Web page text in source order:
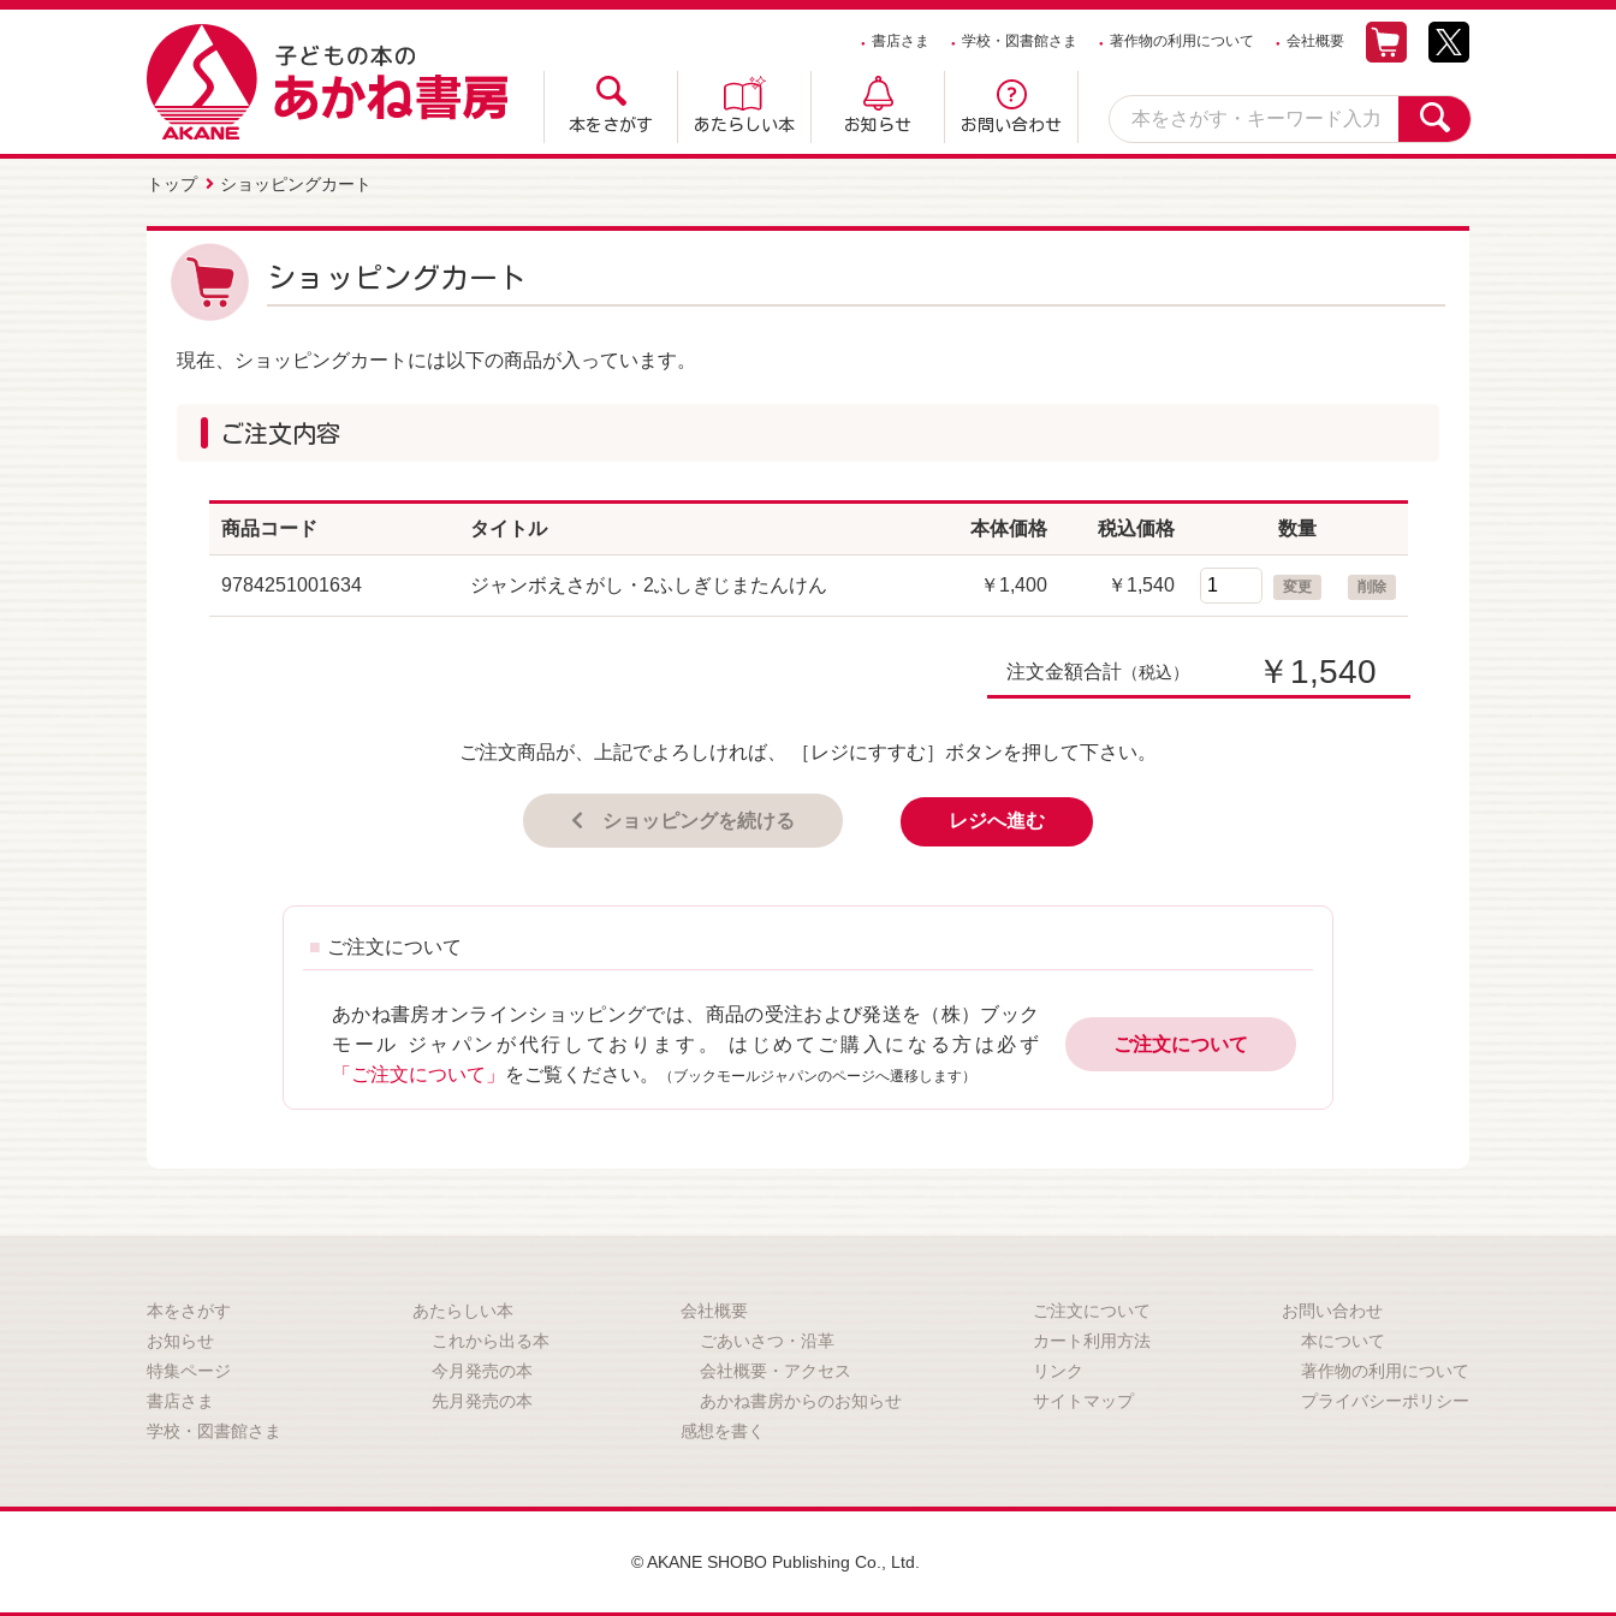
書店さま 学校・図書館さま 著作物の利用について 会社概要
本をさがす あたらしい本 お知らせ お問い合わせ
トップ ショッピングカート
ショッピングカート
現在、ショッピングカートには以下の商品が入っています。
ご注文内容
商品コード タイトル 本体価格 税込価格 数量
9784251001634 ジャンボえさがし・2ふしぎじまたんけん ￥1,400 ￥1,540 変更 削除
注文金額合計 （税込） ￥1,540
ご注文商品が、上記でよろしければ、 ［レジにすすむ］ボタンを押して下さい。
ショッピングを続ける レジへ進む
ご注文について
あかね書房オンラインショッピングでは、商品の受注および発送を（株）ブック
モール ジャパンが代行しております。 はじめてご購入になる方は必ず
「ご注文について」
をご覧ください。 （ブックモールジャパンのページへ遷移します）
ご注文について
本をさがす
お知らせ
特集ページ
書店さま
学校・図書館さま
あたらしい本
これから出る本
今月発売の本
先月発売の本
会社概要
ごあいさつ・沿革
会社概要・アクセス
あかね書房からのお知らせ
感想を書く
ご注文について
カート利用方法
リンク
サイトマップ
お問い合わせ
本について
著作物の利用について
プライバシーポリシー
© AKANE SHOBO Publishing Co., Ltd.